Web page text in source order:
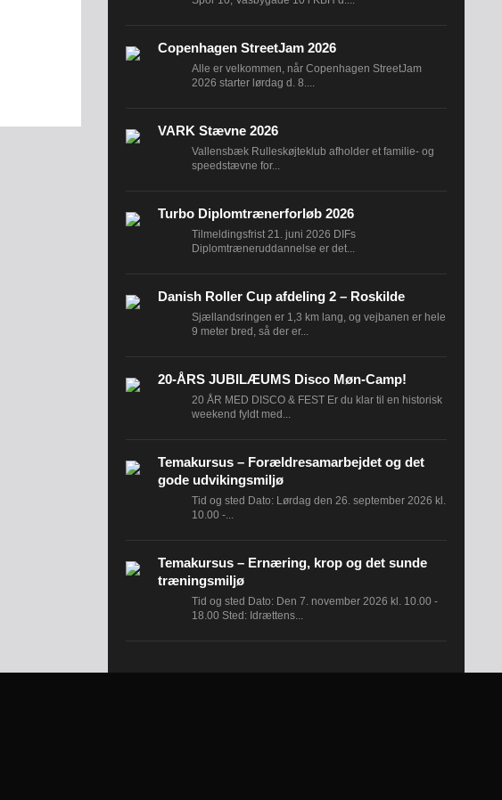
Copenhagen StreetJam 2026
Alle er velkommen, når Copenhagen StreetJam
2026 starter lørdag d. 8....
VARK Stævne 2026
Vallensbæk Rulleskøjteklub afholder et familie- og
speedstævne for...
Turbo Diplomtrænerforløb 2026
Tilmeldingsfrist 21. juni 2026 DIFs
Diplomtræneruddannelse er det...
Danish Roller Cup afdeling 2 – Roskilde
Sjællandsringen er 1,3 km lang, og vejbanen er hele
9 meter bred, så der er...
20-ÅRS JUBILÆUMS Disco Møn-Camp!
20 ÅR MED DISCO & FEST Er du klar til en historisk
weekend fyldt med...
Temakursus – Forældresamarbejdet og det
gode udvikingsmiljø
Tid og sted Dato: Lørdag den 26. september 2026 kl.
10.00 -...
Temakursus – Ernæring, krop og det sunde
træningsmiljø
Tid og sted Dato: Den 7. november 2026 kl. 10.00 -
18.00 Sted: Idrættens...